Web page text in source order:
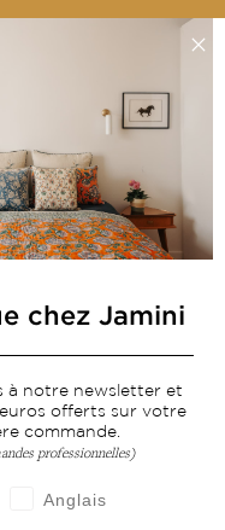
chez Jamini
à notre newsletter et
offerts sur votre
commande.
professionnelles)
Anglais